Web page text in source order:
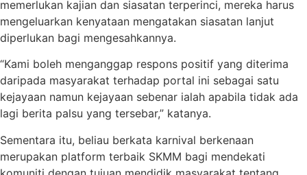
memerlukan kajian dan siasatan terperinci, mereka harus
mengeluarkan kenyataan mengatakan siasatan lanjut
diperlukan bagi mengesahkannya.
“Kami boleh menganggap respons positif yang diterima
daripada masyarakat terhadap portal ini sebagai satu
kejayaan namun kejayaan sebenar ialah apabila tidak ada
lagi berita palsu yang tersebar,” katanya.
Sementara itu, beliau berkata karnival berkenaan
merupakan platform terbaik SKMM bagi mendekati